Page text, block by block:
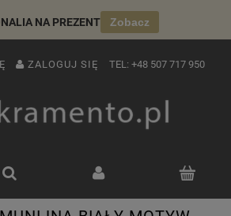
NA PREZENT Zobacz
ZALOGUJ SIĘ TEL: +48 507 717 950